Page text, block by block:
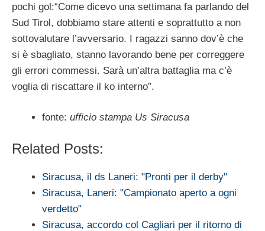
pochi gol:“Come dicevo una settimana fa parlando del
Sud Tirol, dobbiamo stare attenti e soprattutto a non
sottovalutare l’avversario. I ragazzi sanno dov’è che
si è sbagliato, stanno lavorando bene per correggere
gli errori commessi. Sarà un’altra battaglia ma c’è
voglia di riscattare il ko interno”.
fonte: ufficio stampa Us Siracusa
Related Posts:
Siracusa, il ds Laneri: "Pronti per il derby"
Siracusa, Laneri: "Campionato aperto a ogni
verdetto"
Siracusa, accordo col Cagliari per il ritorno di